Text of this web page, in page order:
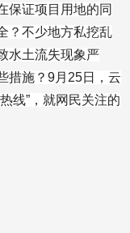
保证项目用地的同
？不少地方私挖乱
水土流失现象严
措施？9月25日，云
线”，就网民关注的